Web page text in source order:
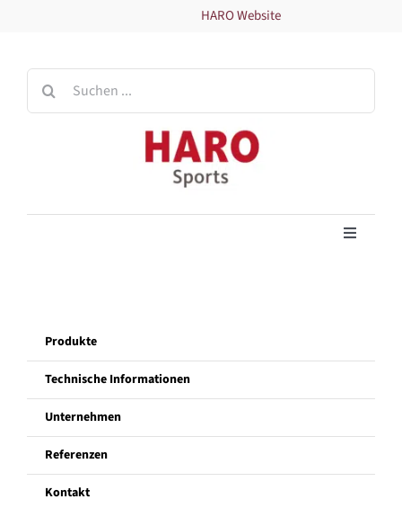
HARO Website
nach:
Toggle
Produkte
Technische Informationen
Unternehmen
Referenzen
Produkte
Technische Informationen
Unternehmen
Referenzen
Kontakt